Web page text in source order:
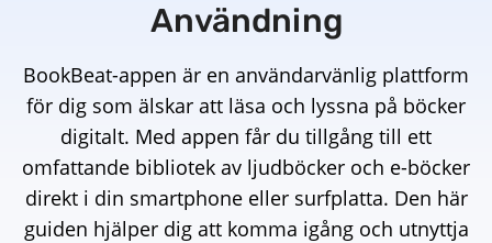
Användning
BookBeat-appen är en användarvänlig plattform
för dig som älskar att läsa och lyssna på böcker
digitalt. Med appen får du tillgång till ett
omfattande bibliotek av ljudböcker och e-böcker
direkt i din smartphone eller surfplatta. Den här
guiden hjälper dig att komma igång och utnyttja